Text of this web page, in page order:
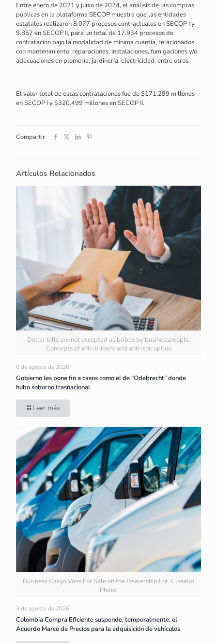
Entre enero de 2021 y junio de 2024, el análisis de las compras
públicas en la plataforma SECOP muestra que las entidades
estatales realizaron 8.077 procesos contractuales en SECOP I y
9.857 en SECOP II, para un total de 17.934 procesos de
contratación bajo la modalidad de mínima cuantía, relacionados
con mantenimiento, reparaciones, instalaciones, fumigaciones y/o
adecuaciones en plomería, jardinería, electricidad, entre otros.
El valor total de estas contrataciones fue de $171.299 millones
en SECOP I y $320.499 millones en SECOP II.
Compartir
Artículos Relacionados
Dollar bills are not accepted as bribes by businesspeople.
Concepts of anti-bribery and anti-corruption
6 de agosto de 2026
Gobierno les pone fin a casos como el de “Odebrecht” donde
hubo soborno trasnacional
Leer más
Business Cargo Vans For Sale on the Dealership Lot. Closeup
Photo.
3 de agosto de 2026
Colombia Compra Eficiente suspende, temporalmente, el
Acuerdo Marco de Precios para la adquisición de vehículos